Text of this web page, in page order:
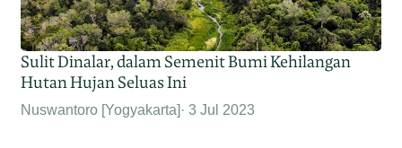
Sulit Dinalar, dalam Semenit Bumi Kehilangan
Hutan Hujan Seluas Ini
Nuswantoro [Yogyakarta] 3 Jul 2023